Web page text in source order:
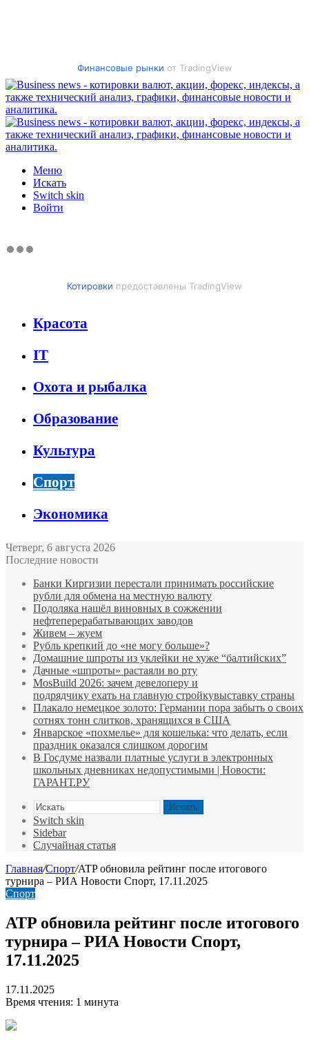
Финансовые рынки от TradingView
Меню
Искать
Switch skin
Войти
Котировки предоставлены TradingView
Красота
IT
Охота и рыбалка
Образование
Культура
Спорт
Экономика
Четверг, 6 августа 2026
Последние новости
Банки Киргизии перестали принимать российские
рубли для обмена на местную валюту
Подоляка нашёл виновных в сожжении
нефтеперерабатывающих заводов
Живем – жуем
Рубль крепкий до «не могу больше»?
Домашние шпроты из уклейки не хуже “балтийских”
Дачные «шпроты» растаяли во рту
MosBuild 2026: зачем девелоперу и
подрядчиĸу ехать на главную стройĸувыставĸу страны
Плакало немецкое золото: Германии пора забыть о своих
сотнях тонн слитков, хранящихся в США
Январское «похмелье» для кошелька: что делать, если
праздник оказался слишком дорогим
В Госдуме назвали платные услуги в электронных
школьных дневниках недопустимыми | Новости:
ГАРАНТ.РУ
Искать
Switch skin
Sidebar
Случайная статья
Главная/Спорт/ATP обновила рейтинг после итогового
турнира – РИА Новости Спорт, 17.11.2025
Спорт
ATP обновила рейтинг после итогового
турнира – РИА Новости Спорт,
17.11.2025
17.11.2025
Время чтения: 1 минута